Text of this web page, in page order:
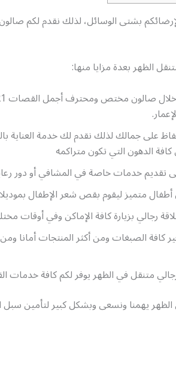
بشتى الوسائل، لذلك نقدم لكم
الظهر بعدة مزايا منها:
على جمالك لذلك نقدم لك خدمة العناية
الدهون التي تكون متراكمه
تقديم خدمات خاصة في المشافي أو دور
أطفال متميز ليقوم بقص شعر الإطفال
رجالي بزيارة كافة الإماكن وفي أوقات
كافة الصبغات ومن أكثر المنتجات أمانا
متنقل في الظهر يوفر لكم كافة خدمات
يهمنا ونسعى وبشكل كبير لتأمين سبل